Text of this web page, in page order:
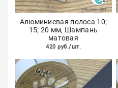
Алюминиевая полоса 10;
15; 20 мм, Шампань
матовая
420 руб./шт.